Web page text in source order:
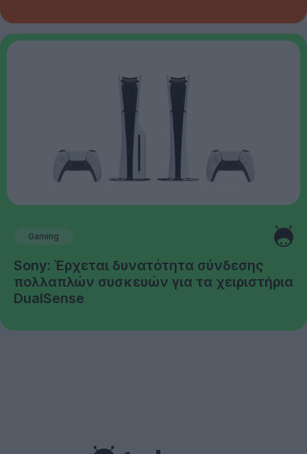
Gaming
Sony: Έρχεται δυνατότητα σύνδεσης
πολλαπλών συσκευών για τα χειριστήρια
DualSense